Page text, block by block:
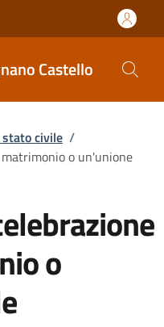
Castello
civile /
o un'unione
o